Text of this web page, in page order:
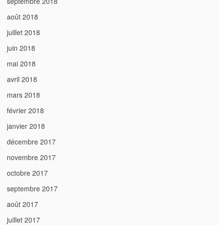
août 2018
juillet 2018
juin 2018
mai 2018
avril 2018
mars 2018
février 2018
janvier 2018
décembre 2017
novembre 2017
octobre 2017
septembre 2017
août 2017
juillet 2017